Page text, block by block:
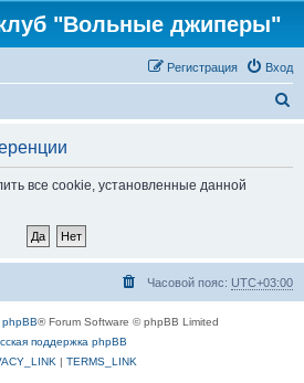
"Вольные джиперы"
Вход
Регистрация
все cookie, установленные данной
Часовой пояс: UTC+03:00
phpBB® Forum Software © phpBB Limited
поддержка phpBB
| TERMS_LINK